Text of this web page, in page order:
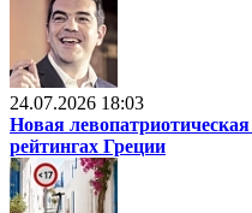
24.07.2026 18:03
Новая
рейтингах Греции